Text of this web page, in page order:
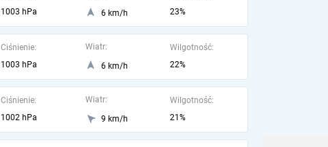
1003 hPa
6 km/h
23%
Ciśnienie:
1003 hPa
Wiatr:
6 km/h
Wilgotność:
22%
Ciśnienie:
1002 hPa
Wiatr:
9 km/h
Wilgotność:
21%